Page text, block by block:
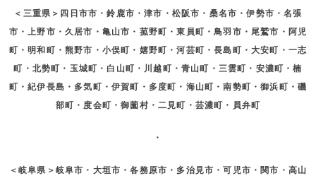
＜三重県＞四日市市・鈴鹿市・津市・松阪市・桑名市・伊勢市・名張
市・上野市・久居市・亀山市・菰野町・東員町・鳥羽市・尾鷲市・阿児
町・明和町・熊野市・小俣町・嬉野町・河芸町・長島町・大安町・一志
町・北勢町・玉城町・白山町・川越町・青山町・三雲町・安濃町・楠
町・紀伊長島・多気町・伊賀町・多度町・海山町・南勢町・御浜町・磯
部町・度会町・御薗村・二見町・芸濃町・員弁町
・
＜岐阜県＞岐阜市・大垣市・各務原市・多治見市・可児市・関市・高山